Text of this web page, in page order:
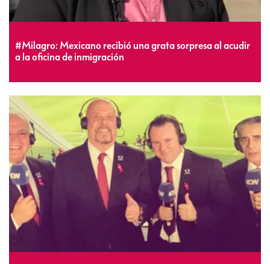
#Milagro: Mexicano recibió una grata sorpresa al acudir
a la oficina de inmigración